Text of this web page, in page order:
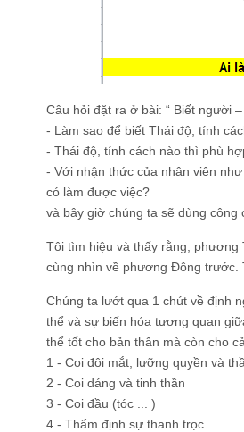
Câu hỏi đặt ra ở bài: “ Biết người
- Làm sao để biết Thái độ, tính
- Thái độ, tính cách nào thì phù
- Với nhận thức của nhân viên
có làm được việc?
và bây giờ chúng ta sẽ dùng công
Tôi tìm hiệu và thấy rằng,
cùng nhìn về phương Đông trước.
Chúng ta lướt qua 1 chút về định
thể và sự biến hóa tương quan
thể tốt cho bản thân mà còn cho
1 - Coi đôi mắt, lưỡng quyền và
2 - Coi dáng và tinh thần
3 - Coi đầu (tóc ... )
4 - Thẩm định sự thanh trọc